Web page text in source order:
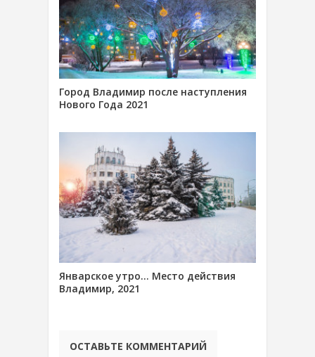
Город Владимир после наступления
Нового Года 2021
Январское утро… Место действия
Владимир, 2021
ОСТАВЬТЕ КОММЕНТАРИЙ